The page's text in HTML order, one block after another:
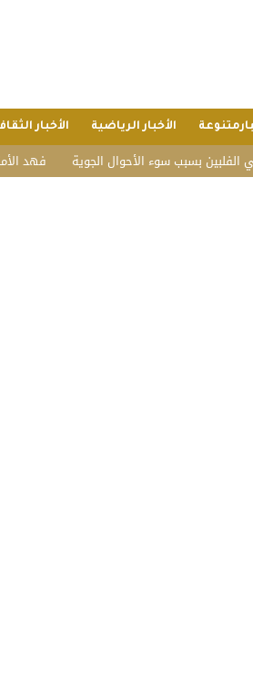
الأخبار الرياضية الأخبار
“فهد الأمنية” بسبب سوء الأحوال الجوية